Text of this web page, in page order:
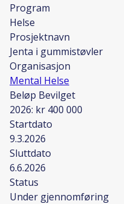
Program
Helse
Prosjektnavn
Jenta i gummistøvler
Organisasjon
Mental Helse
Beløp Bevilget
2026: kr 400 000
Startdato
9.3.2026
Sluttdato
6.6.2026
Status
Under gjennomføring